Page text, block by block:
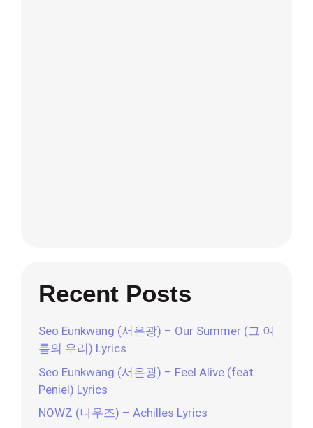
Recent Posts
Seo Eunkwang (서은광) – Our Summer (그 여
름의 우리) Lyrics
Seo Eunkwang (서은광) – Feel Alive (feat.
Peniel) Lyrics
NOWZ (나우즈) – Achilles Lyrics